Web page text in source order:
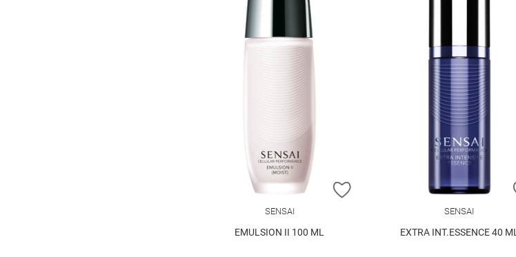
ZUR WUNSCHLISTE HINZUFÜGEN
SENSAI
EMULSION II 100 ML
SENSAI
EXTRA INT.ESSENCE 40 ML